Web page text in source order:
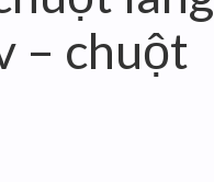
– chuột